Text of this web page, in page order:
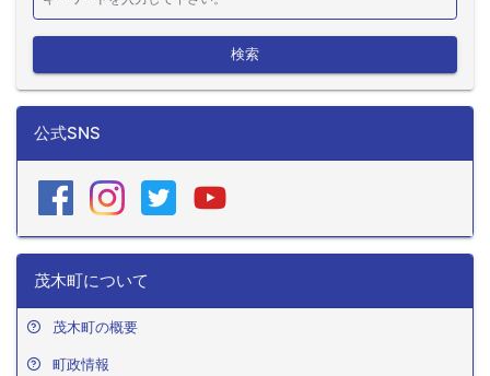
検索
公式SNS
茂木町について
茂木町の概要
町政情報